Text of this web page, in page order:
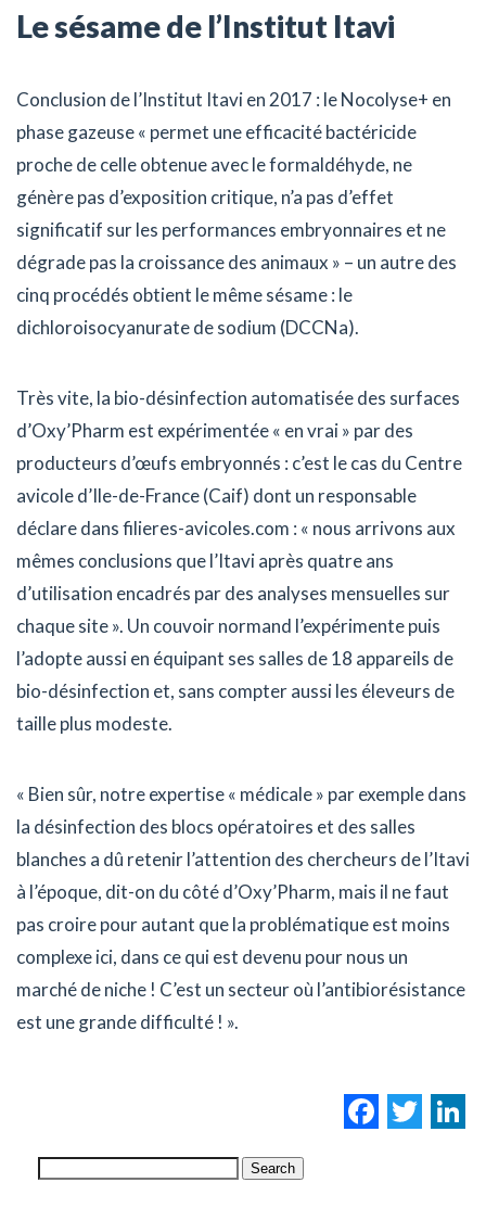
Le sésame de l’Institut Itavi
Conclusion de l’Institut Itavi en 2017 : le Nocolyse+ en
phase gazeuse « permet une efficacité bactéricide
proche de celle obtenue avec le formaldéhyde, ne
génère pas d’exposition critique, n’a pas d’effet
significatif sur les performances embryonnaires et ne
dégrade pas la croissance des animaux » – un autre des
cinq procédés obtient le même sésame : le
dichloroisocyanurate de sodium (DCCNa).
Très vite, la bio-désinfection automatisée des surfaces
d’Oxy’Pharm est expérimentée « en vrai » par des
producteurs d’œufs embryonnés : c’est le cas du Centre
avicole d’Ile-de-France (Caif) dont un responsable
déclare dans filieres-avicoles.com : « nous arrivons aux
mêmes conclusions que l’Itavi après quatre ans
d’utilisation encadrés par des analyses mensuelles sur
chaque site ». Un couvoir normand l’expérimente puis
l’adopte aussi en équipant ses salles de 18 appareils de
bio-désinfection et, sans compter aussi les éleveurs de
taille plus modeste.
« Bien sûr, notre expertise « médicale » par exemple dans
la désinfection des blocs opératoires et des salles
blanches a dû retenir l’attention des chercheurs de l’Itavi
à l’époque, dit-on du côté d’Oxy’Pharm, mais il ne faut
pas croire pour autant que la problématique est moins
complexe ici, dans ce qui est devenu pour nous un
marché de niche ! C’est un secteur où l’antibiorésistance
est une grande difficulté ! ».
Search